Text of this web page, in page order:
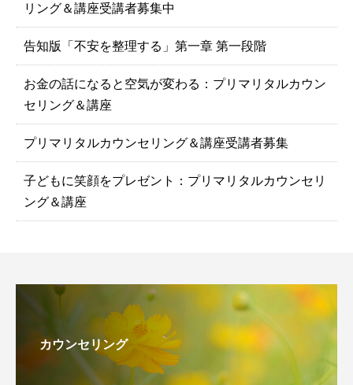
リング＆講座受講者募集中
告知版「不安を整理する」第一章 第一段階
お金の話になると空気が変わる：プリマリタルカウン
セリング＆講座
プリマリタルカウンセリング＆講座受講者募集
子どもに笑顔をプレゼント：プリマリタルカウンセリ
ング＆講座
カウンセリング